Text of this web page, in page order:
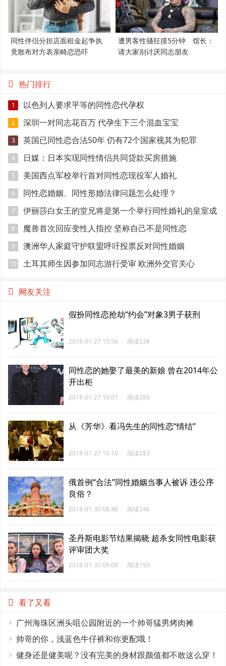
同性伴侣分担店面租金起争执
竟散布对方表亲畸恋恐吓
遭男客性骚狂摸5分钟 馆长：
请大家别讨厌同志朋友
热门排行
1 以色列人要求平等的同性恋代孕权
2 深圳一对同志花百万 代孕生下三个混血宝宝
3 英国已同性恋合法50年 仍有72个国家视其为犯罪
4 日媒：日本实现同性情侣共同贷款买房措施
5 美国西点军校举行首对同性恋现役军人婚礼
6 同性恋婚姻、同性形婚法律问题怎么处理？
7
伊丽莎白女王的堂兄将是第一个举行同性婚礼的皇室成
员
8 魔兽首次回应变性人指控 坚称自己不是同性恋
9 澳洲华人家庭守护联盟呼吁投票反对同性婚姻
10 土耳其师生因参加同志游行受审 欧洲外交官关心
网友关注
假扮同性恋抢劫“约会”对象3男子获刑
2018-01-27 15:56 阅读238
同性恋的她娶了最美的新娘 曾在2014年公
开出柜
2018-01-27 16:01 阅读289
从《芳华》看冯先生的同性恋“情结”
2018-01-27 16:10 阅读283
俄首例“合法”同性婚姻当事人被诉 违公序
良俗？
2018-01-30 08:46 阅读246
圣丹斯电影节结果揭晓 超杀女同性电影获
评审团大奖
2018-01-30 09:08 阅读193
看了又看
广州海珠区洲头咀公园附近的一个帅哥猛男烤肉摊
帅哥的你，浅蓝色牛仔裤和你更配哦！
健身还是健美呢？没有完美的身材跟颜值都不敢这么穿！